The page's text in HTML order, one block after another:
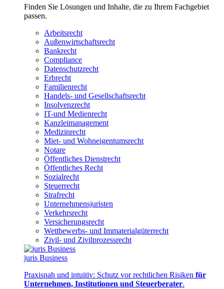
Finden Sie Lösungen und Inhalte, die zu Ihrem Fachgebiet
passen.
Arbeitsrecht
Außenwirtschaftsrecht
Bankrecht
Compliance
Datenschutzrecht
Erbrecht
Familienrecht
Handels- und Gesellschaftsrecht
Insolvenzrecht
IT-und Medienrecht
Kanzleimanagement
Medizinrecht
Miet- und Wohneigentumsrecht
Notare
Öffentliches Dienstrecht
Öffentliches Recht
Sozialrecht
Steuerrecht
Strafrecht
Unternehmensjuristen
Verkehrsrecht
Versicherungsrecht
Wettbewerbs- und Immaterialgüterrecht
Zivil- und Zivilprozessrecht
juris Business
Praxisnah und intuitiv: Schutz vor rechtlichen Risiken für
Unternehmen, Institutionen und Steuerberater.